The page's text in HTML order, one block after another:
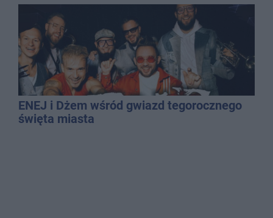
ENEJ i Dżem wśród gwiazd tegorocznego
święta miasta